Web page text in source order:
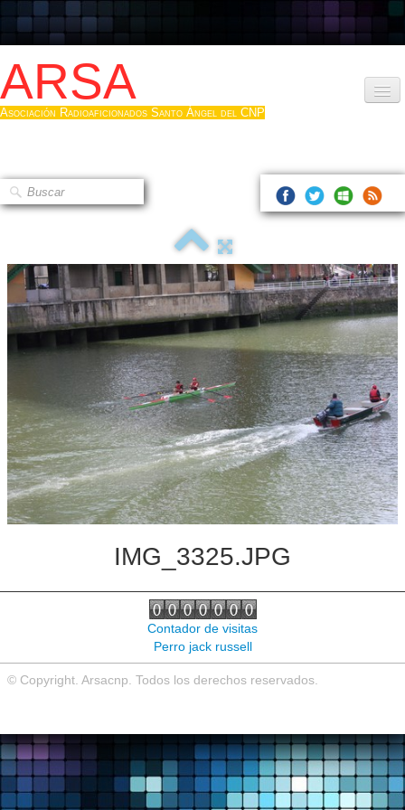
ARSA
Asociación Radioaficionados Santo Ángel del CNP
Que es la ARSA
Hacerse socio
Log diploma en Pdf
Sistemas Digitales
Noticias de interés
Contacto
IMG_3325.JPG
Contador de visitas
Perro jack russell
© Copyright. Arsacnp. Todos los derechos reservados.